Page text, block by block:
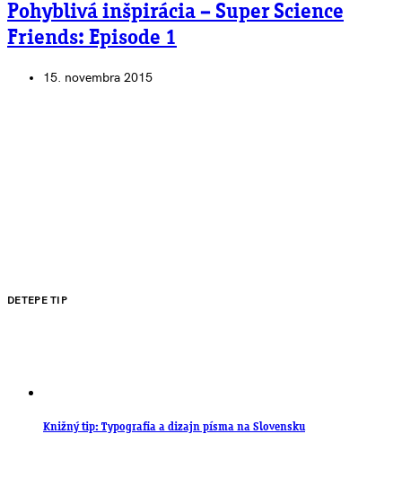
Pohyblivá inšpirácia – Super Science
Friends: Episode 1
15. novembra 2015
DETEPE TIP
Knižný tip: Typografia a dizajn písma na Slovensku